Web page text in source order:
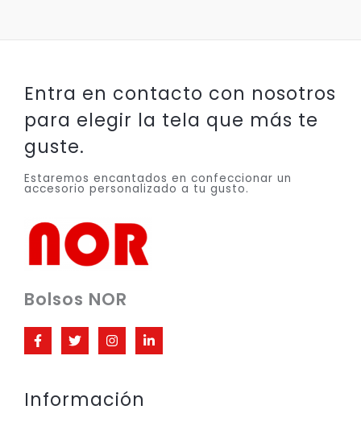
Entra en contacto con nosotros
para elegir la tela que más te
guste.
Estaremos encantados en confeccionar un
accesorio personalizado a tu gusto.
Bolsos NOR
Información